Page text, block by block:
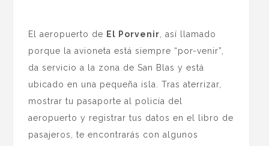
El aeropuerto de El Porvenir, así llamado
porque la avioneta está siempre “por-venir”,
da servicio a la zona de San Blas y está
ubicado en una pequeña isla. Tras aterrizar,
mostrar tu pasaporte al policía del
aeropuerto y registrar tus datos en el libro de
pasajeros, te encontrarás con algunos